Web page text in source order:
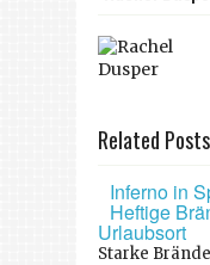
Related Posts
Inferno in
Heftige
Urlaubsort
Starke